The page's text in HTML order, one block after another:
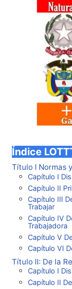
Índice
Título I Normas
Capítulo I
Capítulo II
Capítulo III
Trabajar
Capítulo IV
Trabajadora
Capítulo V
Capítulo VI
Título II: De la
Capítulo I
Capítulo II